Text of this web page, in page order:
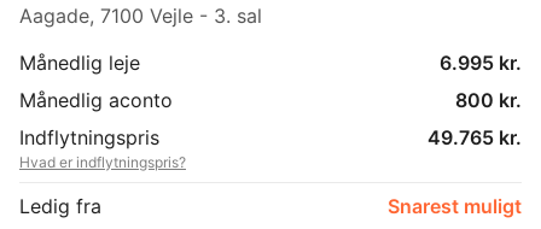
Aagade, 7100 Vejle - 3. sal
Månedlig leje
6.995 kr.
Månedlig aconto
800 kr.
Indflytningspris
49.765 kr.
Hvad er indflytningspris?
Ledig fra
Snarest muligt